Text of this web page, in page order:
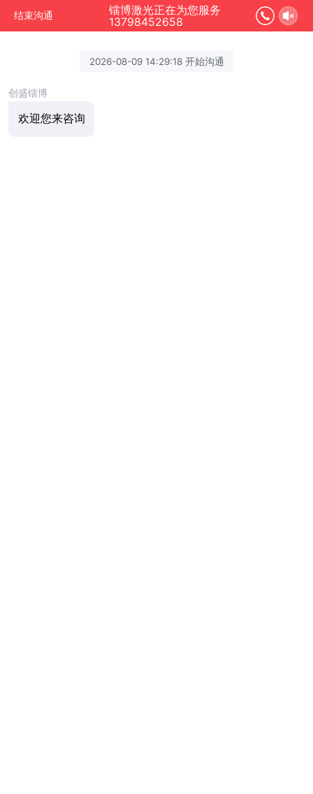
结束沟通
镭博激光正在为您服务
13798452658
2026-08-09 14:29:18 开始沟通
创盛镭博
欢迎您来咨询